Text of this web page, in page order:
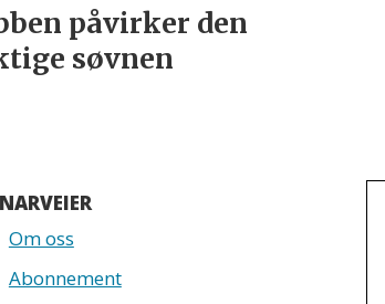
påvirker den
søvnen
Om oss
Abonnement